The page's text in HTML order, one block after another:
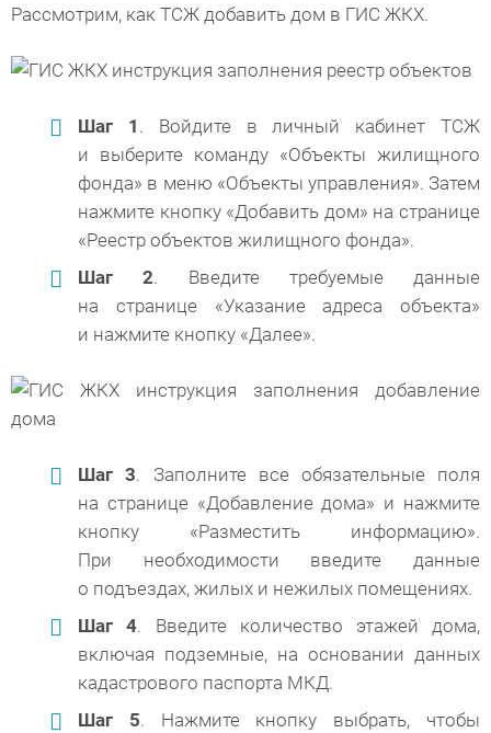
Рассмотрим, как ТСЖ добавить дом в ГИС ЖКХ.
Шаг 1 . Войдите в личный кабинет ТСЖ
и выберите команду «Объекты жилищного
фонда» в меню «Объекты управления». Затем
нажмите кнопку «Добавить дом» на странице
«Реестр объектов жилищного фонда».
Шаг 2. Введите требуемые данные
на странице «Указание адреса объекта»
и нажмите кнопку «Далее».
Шаг 3. Заполните все обязательные поля
на странице «Добавление дома» и нажмите
кнопку «Разместить информацию».
При необходимости введите данные
о подъездах, жилых и нежилых помещениях.
Шаг 4. Введите количество этажей дома,
включая подземные, на основании данных
кадастрового паспорта МКД.
Шаг 5. Нажмите кнопку выбрать, чтобы